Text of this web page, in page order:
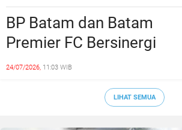
Era Digital
BP Batam dan Batam
Premier FC Bersinergi
Cetak Generasi Emas
24/07/2026, 11:03 WIB
LIHAT SEMUA